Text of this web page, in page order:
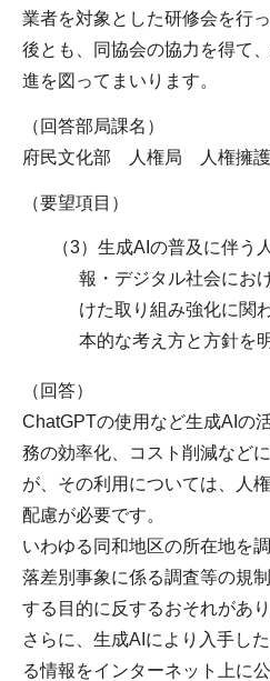
業者を対象とした研修会を行
後とも、同協会の協力を得て
進を図ってまいります。
（回答部局課名）
府民文化部 人権局 人権擁
（要望項目）
（3）生成AIの普及に伴う
報・デジタル社会にお
けた取り組み強化に関
本的な考え方と方針を
（回答）
ChatGPTの使用など生成AIの
務の効率化、コスト削減など
が、その利用については、人
配慮が必要です。
いわゆる同和地区の所在地を
落差別事象に係る調査等の規
する目的に反するおそれがあり
さらに、生成AIにより入手し
る情報をインターネット上に